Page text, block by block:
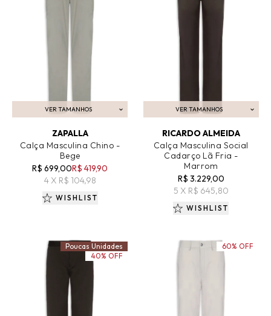
VER TAMANHOS
ADICIONAR AO CARRINHO
ZAPALLA
Calça Masculina Chino -
Bege
R$ 699,00R$ 419,90
4 X R$ 104,98
WISHLIST
VER TAMANHOS
ADICIONAR AO CARRINHO
RICARDO ALMEIDA
Calça Masculina Social
Cadarço Lã Fria -
Marrom
R$ 3.229,00
5 X R$ 645,80
WISHLIST
Poucas Unidades
40% OFF
60% OFF